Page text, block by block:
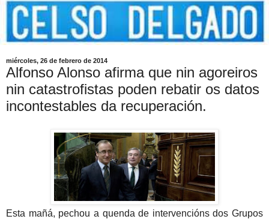
miércoles, 26 de febrero de 2014
Alfonso Alonso afirma que nin agoreiros
nin catastrofistas poden rebatir os datos
incontestables da recuperación.
Esta mañá, pechou a quenda de intervencións dos Grupos